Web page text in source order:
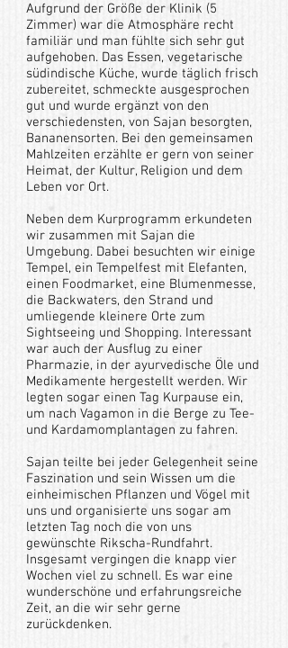
Aufgrund der Größe der Klinik (5
Zimmer) war die Atmosphäre recht
familiär und man fühlte sich sehr gut
aufgehoben. Das Essen, vegetarische
südindische Küche, wurde täglich frisch
zubereitet, schmeckte ausgesprochen
gut und wurde ergänzt von den
verschiedensten, von Sajan besorgten,
Bananensorten. Bei den gemeinsamen
Mahlzeiten erzählte er gern von seiner
Heimat, der Kultur, Religion und dem
Leben vor Ort.
Neben dem Kurprogramm erkundeten
wir zusammen mit Sajan die
Umgebung. Dabei besuchten wir einige
Tempel, ein Tempelfest mit Elefanten,
einen Foodmarket, eine Blumenmesse,
die Backwaters, den Strand und
umliegende kleinere Orte zum
Sightseeing und Shopping. Interessant
war auch der Ausflug zu einer
Pharmazie, in der ayurvedische Öle und
Medikamente hergestellt werden. Wir
legten sogar einen Tag Kurpause ein,
um nach Vagamon in die Berge zu Tee-
und Kardamomplantagen zu fahren.
Sajan teilte bei jeder Gelegenheit seine
Faszination und sein Wissen um die
einheimischen Pflanzen und Vögel mit
uns und organisierte uns sogar am
letzten Tag noch die von uns
gewünschte Rikscha-Rundfahrt.
Insgesamt vergingen die knapp vier
Wochen viel zu schnell. Es war eine
wunderschöne und erfahrungsreiche
Zeit, an die wir sehr gerne
zurückdenken.